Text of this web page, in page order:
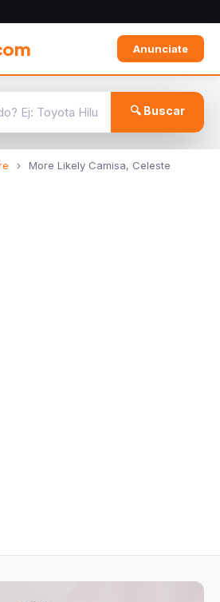
Anunciate
🔍 Buscar
› More Likely Camisa, Celeste